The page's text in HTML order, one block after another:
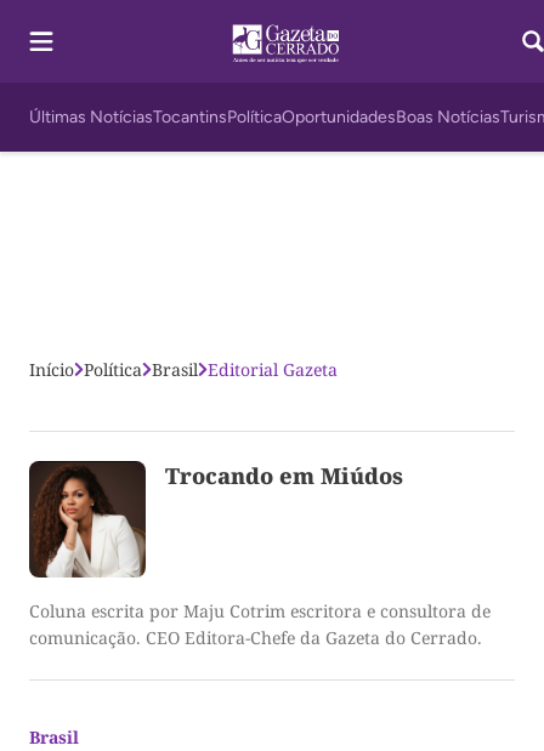
Últimas NotíciasTocantinsPolíticaOportunidadesBoas Notícias
Início Política Brasil Editorial Gazeta
Trocando em Miúdos
Coluna escrita por Maju Cotrim escritora e consultora de
comunicação. CEO Editora-Chefe da Gazeta do Cerrado.
Brasil